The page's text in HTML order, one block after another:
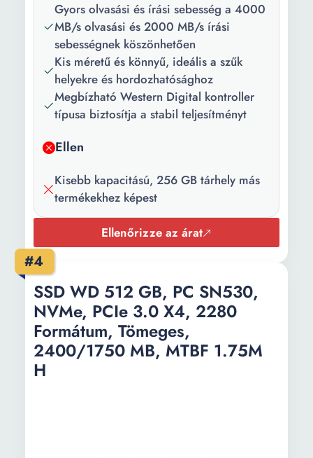
Interfész: PCIe
Gyors olvasási és írási sebesség a 4000
MB/s olvasási és 2000 MB/s írási
sebességnek köszönhetően
Kis méretű és könnyű, ideális a szűk
helyekre és hordozhatósághoz
Megbízható Western Digital kontroller
típusa biztosítja a stabil teljesítményt
Ellen
Kisebb kapacitású, 256 GB tárhely más
termékekhez képest
Ellenőrizze az árat
#4
SSD WD 512 GB, PC SN530,
NVMe, PCIe 3.0 X4, 2280
Formátum, Tömeges,
2400/1750 MB, MTBF 1.75M
H